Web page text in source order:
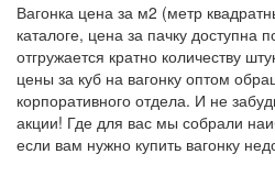
Вагонка цена за м2 (метр
каталоге, цена за пачку доступна
отгружается кратно количеству
цены за куб на вагонку оптом
корпоративного отдела. И не
акции! Где для вас мы собрали
если вам нужно купить вагонку